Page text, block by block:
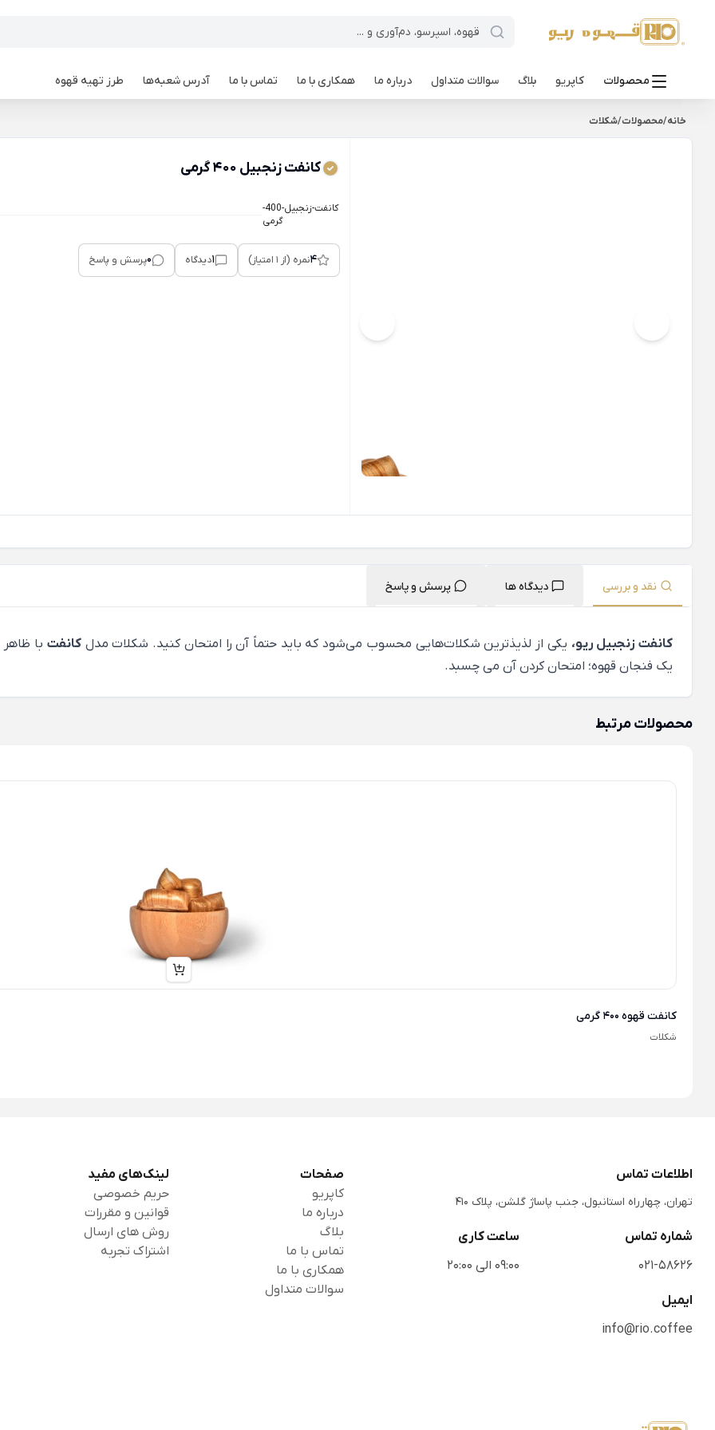
محصولات کاپریو بلاگ سوالات متداول درباره ما همکاری با ما تماس با ما آدرس شعبه‌ها طرز تهیه قهوه
خانه/محصولات/شکلات
کانفت زنجبیل 400 گرمی
کانفت-زنجبیل-400-
گرمی
4نمره (از 1 امتیاز) 1دیدگاه 0پرسش و پاسخ
نقد و بررسی دیدگاه ها پرسش و پاسخ
کانفت زنجبیل ریو، یکی از لذیذترین شکلات‌هایی محسوب می‌شود که باید حتماً آن را امتحان کنید. شکلات مدلکانفت با
یک فنجان قهوه؛ امتحان کردن آن می چسبد.
محصولات مرتبط
کانفت قهوه 400 گرمی
شکلات
اطلاعات تماس
تهران، چهارراه استانبول، جنب پاساژ گلشن، پلاک 410
شماره تماس
021-58626
ساعت کاری
09:00 الی 20:00
ایمیل
info@rio.coffee
صفحات
کاپریو
درباره ما
بلاگ
تماس با ما
همکاری با ما
سوالات متداول
لینک‌های مفید
حریم خصوصی
قوانین و مقررات
روش های ارسال
اشتراک تجربه